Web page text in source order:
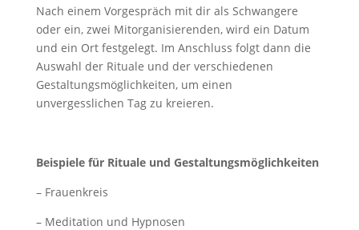
Nach einem Vorgespräch mit dir als Schwangere
oder ein, zwei Mitorganisierenden, wird ein Datum
und ein Ort festgelegt. Im Anschluss folgt dann die
Auswahl der Rituale und der verschiedenen
Gestaltungsmöglichkeiten, um einen
unvergesslichen Tag zu kreieren.
Beispiele für Rituale und Gestaltungsmöglichkeiten
– Frauenkreis
– Meditation und Hypnosen